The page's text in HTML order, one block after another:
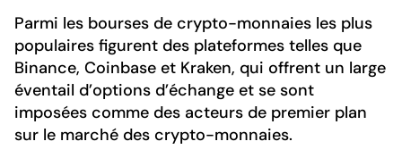
Parmi les bourses de crypto-monnaies les plus
populaires figurent des plateformes telles que
Binance, Coinbase et Kraken, qui offrent un large
éventail d’options d’échange et se sont
imposées comme des acteurs de premier plan
sur le marché des crypto-monnaies.